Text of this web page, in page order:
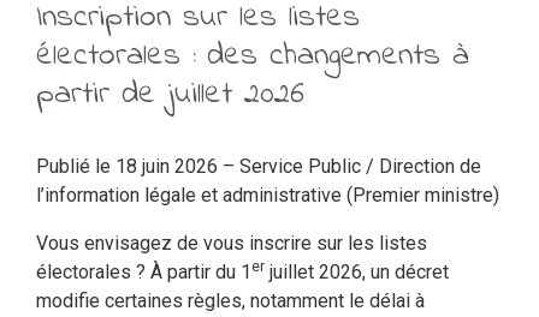
Inscription sur les listes
électorales : des changements à
partir de juillet 2026
Publié le 18 juin 2026 – Service Public / Direction de
l’information légale et administrative (Premier ministre)
Vous envisagez de vous inscrire sur les listes
électorales ? À partir du 1 er juillet 2026, un décret
modifie certaines règles, notamment le délai à